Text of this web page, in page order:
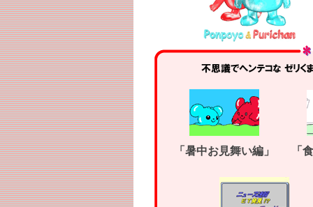
「暑中お見舞い編」 「